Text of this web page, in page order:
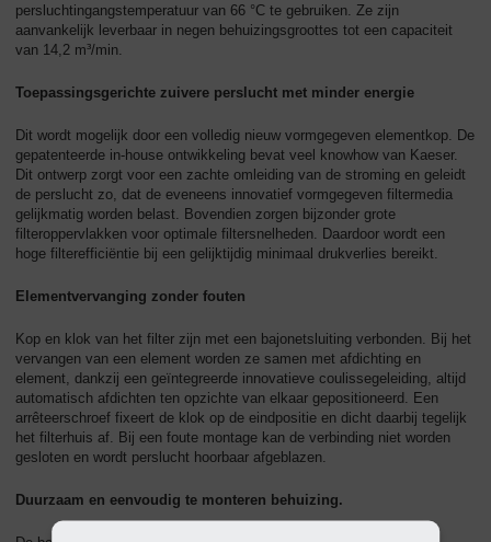
persluchtingangstemperatuur van 66 °C te gebruiken. Ze zijn
aanvankelijk leverbaar in negen behuizingsgroottes tot een capaciteit
van 14,2 m³/min.
Toepassingsgerichte zuivere perslucht met minder energie
Dit wordt mogelijk door een volledig nieuw vormgegeven elementkop. De
gepatenteerde in-house ontwikkeling bevat veel knowhow van Kaeser.
Dit ontwerp zorgt voor een zachte omleiding van de stroming en geleidt
de perslucht zo, dat de eveneens innovatief vormgegeven filtermedia
gelijkmatig worden belast. Bovendien zorgen bijzonder grote
filteroppervlakken voor optimale filtersnelheden. Daardoor wordt een
hoge filterefficiëntie bij een gelijktijdig minimaal drukverlies bereikt.
Elementvervanging zonder fouten
Kop en klok van het filter zijn met een bajonetsluiting verbonden. Bij het
vervangen van een element worden ze samen met afdichting en
element, dankzij een geïntegreerde innovatieve coulissegeleiding, altijd
automatisch afdichten ten opzichte van elkaar gepositioneerd. Een
arrêteerschroef fixeert de klok op de eindpositie en dicht daarbij tegelijk
het filterhuis af. Bij een foute montage kan de verbinding niet worden
gesloten en wordt perslucht hoorbaar afgeblazen.
Duurzaam en eenvoudig te monteren behuizing.